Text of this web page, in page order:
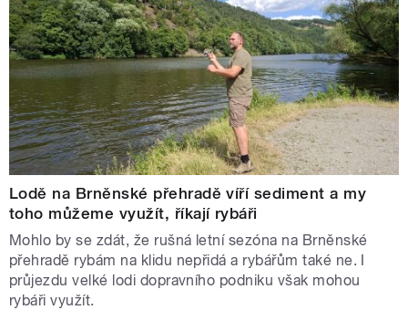
Lodě na Brněnské přehradě víří sediment a my
toho můžeme využít, říkají rybáři
Mohlo by se zdát, že rušná letní sezóna na Brněnské
přehradě rybám na klidu nepřidá a rybářům také ne. I
průjezdu velké lodi dopravního podniku však mohou
rybáři využít.